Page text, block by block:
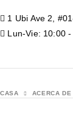
1 Ubi Ave 2,
Lun-Vie: 10:00
CASA ACERCA DE